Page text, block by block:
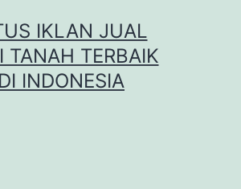
IKLAN JUAL
TANAH TERBAIK
DI INDONESIA